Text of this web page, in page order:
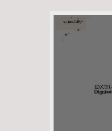
Área de Levantamento